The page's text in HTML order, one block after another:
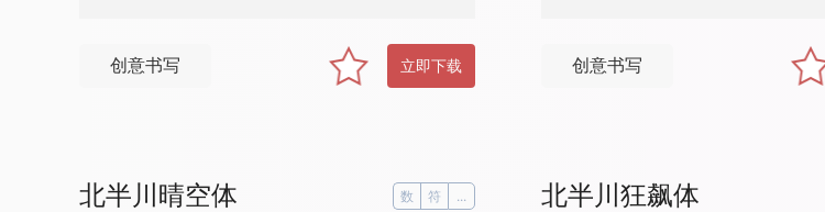
创意书写 立即下载 创意书写
北半川晴空体 数 符 ... 北半川狂飙体